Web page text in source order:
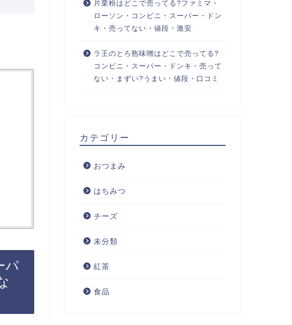
パ
片栗粉はどこで売ってる?ファミマ・
ローソン・コンビニ・スーパー・ドン
キ・売ってない・値段・激安
ラ王のとろ熟味噌はどこで売ってる?
コンビニ・スーパー・ドンキ・売って
ない・まずい?うまい・値段・口コミ
カテゴリー
おつまみ
はちみつ
チーズ
未分類
紅茶
食品